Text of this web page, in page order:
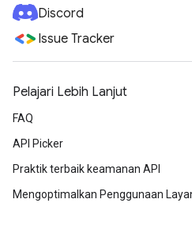
Discord
Issue Tracker
Pelajari Lebih Lanjut
FAQ
API Picker
Praktik terbaik keamanan API
Mengoptimalkan Penggunaan